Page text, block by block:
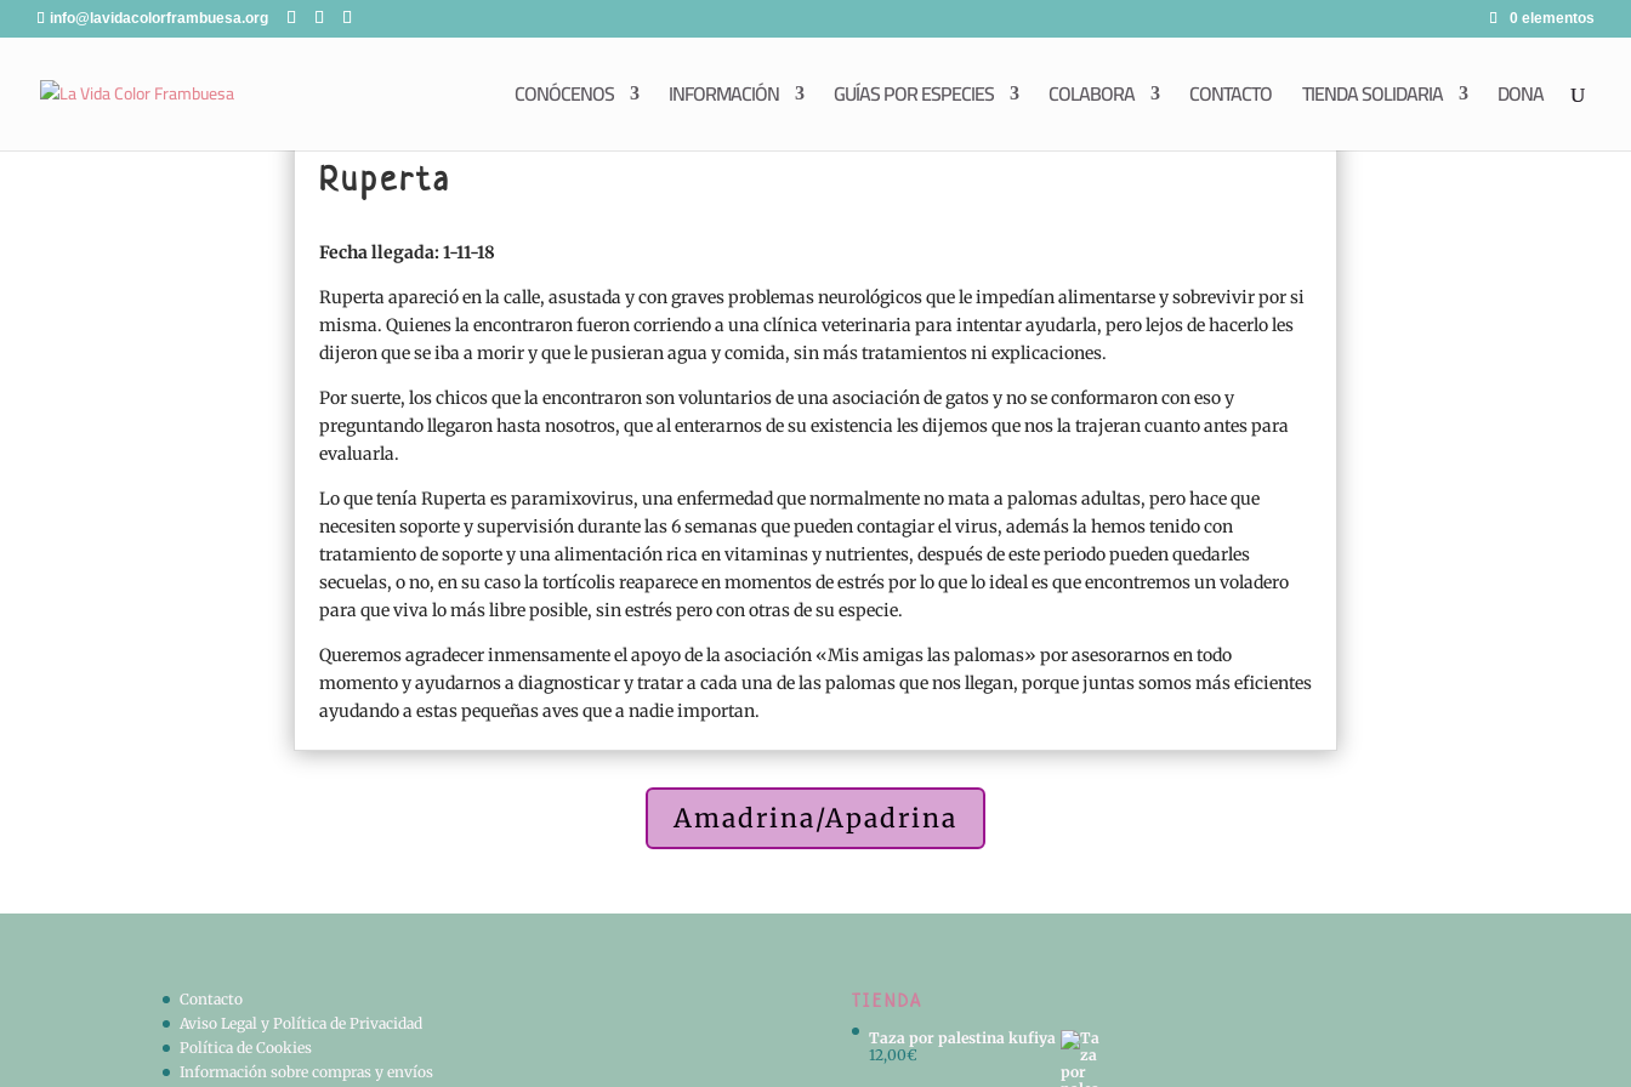
info@lavidacolorframbuesa.org 0 elementos
CONÓCENOS INFORMACIÓN GUÍAS POR ESPECIES COLABORA CONTACTO TIENDA SOLIDARIA DONA
Ruperta
Fecha llegada: 1-11-18
Ruperta apareció en la calle, asustada y con graves problemas neurológicos que le impedían alimentarse y sobrevivir por si
misma. Quienes la encontraron fueron corriendo a una clínica veterinaria para intentar ayudarla, pero lejos de hacerlo les
dijeron que se iba a morir y que le pusieran agua y comida, sin más tratamientos ni explicaciones.
Por suerte, los chicos que la encontraron son voluntarios de una asociación de gatos y no se conformaron con eso y
preguntando llegaron hasta nosotros, que al enterarnos de su existencia les dijemos que nos la trajeran cuanto antes para
evaluarla.
Lo que tenía Ruperta es paramixovirus, una enfermedad que normalmente no mata a palomas adultas, pero hace que
necesiten soporte y supervisión durante las 6 semanas que pueden contagiar el virus, además la hemos tenido con
tratamiento de soporte y una alimentación rica en vitaminas y nutrientes, después de este periodo pueden quedarles
secuelas, o no, en su caso la tortícolis reaparece en momentos de estrés por lo que lo ideal es que encontremos un voladero
para que viva lo más libre posible, sin estrés pero con otras de su especie.
Queremos agradecer inmensamente el apoyo de la asociación «Mis amigas las palomas» por asesorarnos en todo
momento y ayudarnos a diagnosticar y tratar a cada una de las palomas que nos llegan, porque juntas somos más eficientes
ayudando a estas pequeñas aves que a nadie importan.
Amadrina/Apadrina
Contacto
Aviso Legal y Política de Privacidad
Política de Cookies
Información sobre compras y envíos
TIENDA
Taza por palestina kufiya
12,00€